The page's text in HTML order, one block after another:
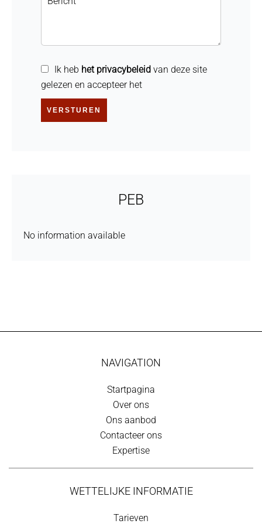
Ik heb het privacybeleid van deze site
gelezen en accepteer het
VERSTUREN
PEB
No information available
NAVIGATION
Startpagina
Over ons
Ons aanbod
Contacteer ons
Expertise
WETTELIJKE INFORMATIE
Tarieven